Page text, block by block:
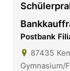
Postbank
87435
Gymnasium/